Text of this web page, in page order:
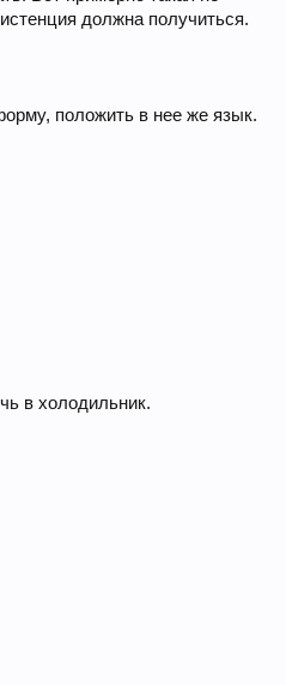
должна получиться.
положить в нее же язык.
в холодильник.